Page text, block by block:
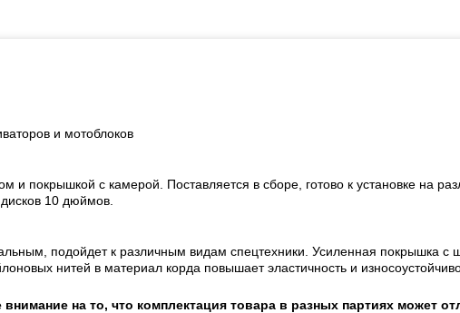
и мотоблоков
и покрышкой с камерой. Поставляется в сборе, готово к установке на
10 дюймов.
подойдет к различным видам спецтехники. Усиленная покрышка
нитей в материал корда повышает эластичность и
на то, что комплектация товара в разных партиях может